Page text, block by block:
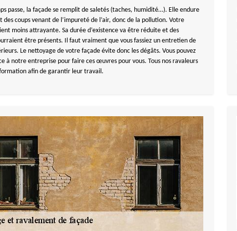
passe, la façade se remplit de saletés (taches, humidité…). Elle endure
des coups venant de l’impureté de l’air, donc de la pollution. Votre
moins attrayante. Sa durée d’existence va être réduite et des
être présents. Il faut vraiment que vous fassiez un entretien de
Le nettoyage de votre façade évite donc les dégâts. Vous pouvez
à notre entreprise pour faire ces œuvres pour vous. Tous nos ravaleurs
afin de garantir leur travail.